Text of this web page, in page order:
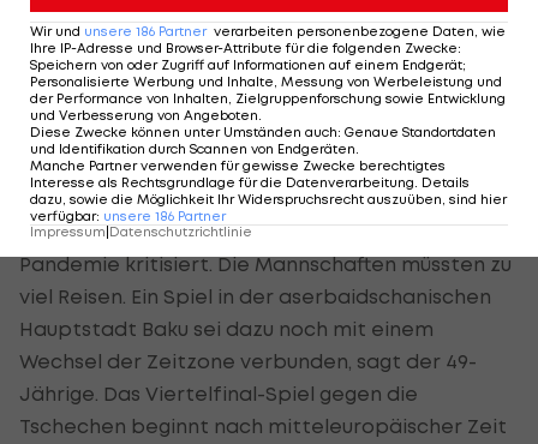
lieber spielen würde", sagt Dänemark-Coach
Kasper Hjulmand. "Aber selbst wenn es am Südpol
wäre, würden wir uns auf ein EM-Viertelfinale
freuen", berichtet der Trainer am Mittwoch bei
einer Pressekonferenz im dänischen EM-Quartier.
Hjulmand hatte zu Beginn der Woche den Modus
dieser Fußball-EM gerade in Zeiten einer
Pandemie kritisiert. Die Mannschaften müssten zu
viel Reisen. Ein Spiel in der aserbaidschanischen
Hauptstadt Baku sei dazu noch mit einem
Wechsel der Zeitzone verbunden, sagt der 49-
Jährige. Das Viertelfinal-Spiel gegen die
Tschechen beginnt nach mitteleuropäischer Zeit
Wir und unsere 186 Partner verarbeiten personenbezogene Daten, wie
Ihre IP-Adresse und Browser-Attribute für die folgenden Zwecke:
Speichern von oder Zugriff auf Informationen auf einem Endgerät;
Personalisierte Werbung und Inhalte, Messung von Werbeleistung und
der Performance von Inhalten, Zielgruppenforschung sowie Entwicklung
und Verbesserung von Angeboten
Diese Zwecke können unter Umständen auch: Genaue Standortdaten
und Identifikation durch Scannen von Endgeräten
Manche Partner verwenden für gewisse Zwecke berechtigtes
Interesse als Rechtsgrundlage für die Datenverarbeitung. Details
dazu, sowie die Möglichkeit Ihr Widerspruchsrecht auszuüben, sind hier
verfügbar: unsere 186 Partner
Impressum|Datenschutzrichtlinie